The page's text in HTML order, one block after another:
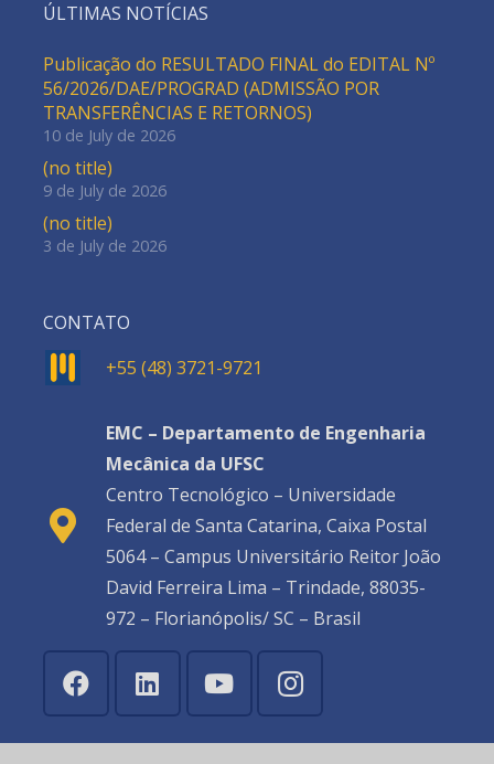
ÚLTIMAS NOTÍCIAS
Publicação do RESULTADO FINAL do EDITAL Nº
56/2026/DAE/PROGRAD (ADMISSÃO POR
TRANSFERÊNCIAS E RETORNOS)
10 de July de 2026
(no title)
9 de July de 2026
(no title)
3 de July de 2026
CONTATO
+55 (48) 3721-9721
EMC – Departamento de Engenharia
Mecânica da UFSC
Centro Tecnológico – Universidade
Federal de Santa Catarina, Caixa Postal
5064 – Campus Universitário Reitor João
David Ferreira Lima – Trindade, 88035-
972 – Florianópolis/ SC – Brasil